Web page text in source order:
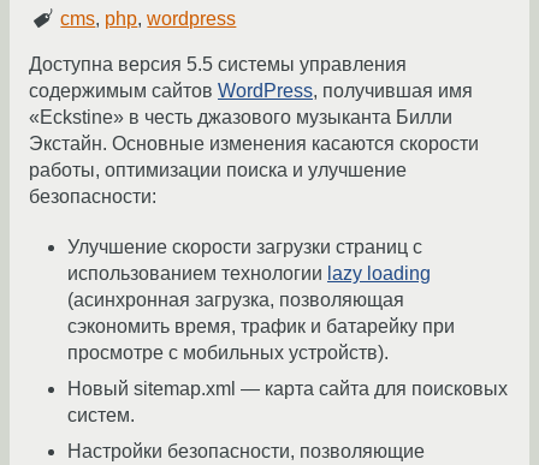
cms, php,wordpress
Доступна версия 5.5 системы управления
содержимым сайтов WordPress, получившая имя
«Eckstine» в честь джазового музыканта Билли
Экстайн. Основные изменения касаются скорости
работы, оптимизации поиска и улучшение
безопасности:
Улучшение скорости загрузки страниц с
использованием технологии lazy loading
(асинхронная загрузка, позволяющая
сэкономить время, трафик и батарейку при
просмотре с мобильных устройств).
Новый sitemap.xml — карта сайта для поисковых
систем.
Настройки безопасности, позволяющие